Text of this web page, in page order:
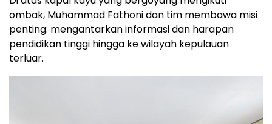
ombak, Muhammad Fathoni dan tim membawa misi
penting: mengantarkan informasi dan harapan
pendidikan tinggi hingga ke wilayah kepulauan
terluar.